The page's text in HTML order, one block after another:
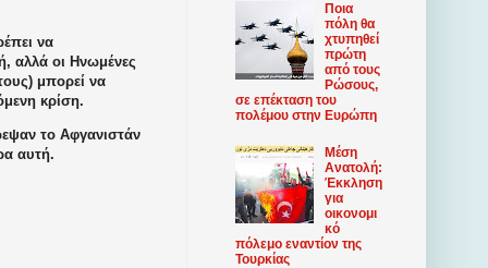
να
αλλά οι Ηνωμένες
μπορεί να
κρίση.
το Αφγανιστάν
αυτή.
Ποια
πόλη θα
χτυπηθεί
πρώτη
από τους
Ρώσους,
σε επέκταση του
πολέμου στην Ευρώπη
Μέση
Ανατολή:
Έκκληση
για
οικονομι
κό
πόλεμο εναντίον της
Τουρκίας